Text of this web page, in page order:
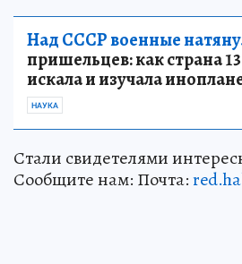
Над СССР военные
пришельцев: как страна
искала и изучала
НАУКА
Стали свидетелями
Сообщите нам: Почта: